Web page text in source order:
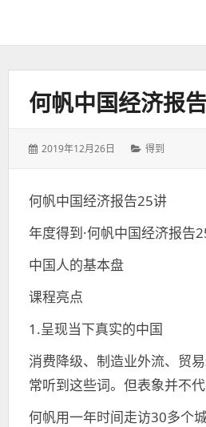
筹
何帆中国经济报
发
2019年12月26日
分
得到
何帆中国经济报告25讲
年度得到·何帆中国经济报告
中国人的基本盘
课程亮点
1.呈现当下真实的中国
消费降级、制造业外流、贸
常听到这些词。但表象并不代
何帆用一年时间走访30多个